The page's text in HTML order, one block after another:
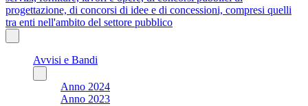
progettazione, di concorsi di idee e di concessioni, compresi quelli
tra enti nell'ambito del settore pubblico
Avvisi e Bandi
Anno 2024
Anno 2023